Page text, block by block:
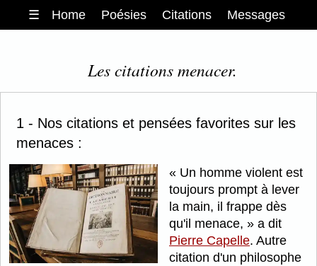
☰ Home Poésies Citations Messages
Les citations menacer.
1 - Nos citations et pensées favorites sur les
menaces :
Un homme violent est
toujours prompt à lever
la main, il frappe dès
qu'il menace,
a dit
Pierre Capelle. Autre
citation d'un philosophe